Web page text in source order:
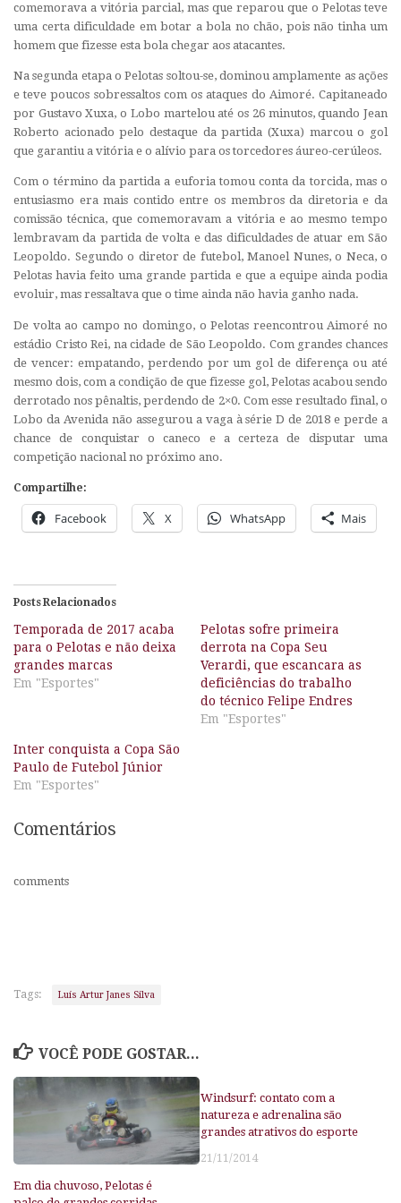
comemorava a vitória parcial, mas que reparou que o Pelotas teve
uma certa dificuldade em botar a bola no chão, pois não tinha um
homem que fizesse esta bola chegar aos atacantes.
Na segunda etapa o Pelotas soltou-se, dominou amplamente as ações
e teve poucos sobressaltos com os ataques do Aimoré. Capitaneado
por Gustavo Xuxa, o Lobo martelou até os 26 minutos, quando Jean
Roberto acionado pelo destaque da partida (Xuxa) marcou o gol
que garantiu a vitória e o alívio para os torcedores áureo-cerúleos.
Com o término da partida a euforia tomou conta da torcida, mas o
entusiasmo era mais contido entre os membros da diretoria e da
comissão técnica, que comemoravam a vitória e ao mesmo tempo
lembravam da partida de volta e das dificuldades de atuar em São
Leopoldo. Segundo o diretor de futebol, Manoel Nunes, o Neca, o
Pelotas havia feito uma grande partida e que a equipe ainda podia
evoluir, mas ressaltava que o time ainda não havia ganho nada.
De volta ao campo no domingo, o Pelotas reencontrou Aimoré no
estádio Cristo Rei, na cidade de São Leopoldo. Com grandes chances
de vencer: empatando, perdendo por um gol de diferença ou até
mesmo dois, com a condição de que fizesse gol, Pelotas acabou sendo
derrotado nos pênaltis, perdendo de 2×0. Com esse resultado final, o
Lobo da Avenida não assegurou a vaga à série D de 2018 e perde a
chance de conquistar o caneco e a certeza de disputar uma
competição nacional no próximo ano.
Compartilhe:
Facebook X WhatsApp Mais
Posts Relacionados
Temporada de 2017 acaba
para o Pelotas e não deixa
grandes marcas
Em "Esportes"
Pelotas sofre primeira
derrota na Copa Seu
Verardi, que escancara as
deficiências do trabalho
do técnico Felipe Endres
Em "Esportes"
Inter conquista a Copa São
Paulo de Futebol Júnior
Em "Esportes"
Comentários
comments
Tags: Luís Artur Janes Silva
VOCÊ PODE GOSTAR...
Em dia chuvoso, Pelotas é
Windsurf: contato com a
natureza e adrenalina são
grandes atrativos do esporte
21/11/2014